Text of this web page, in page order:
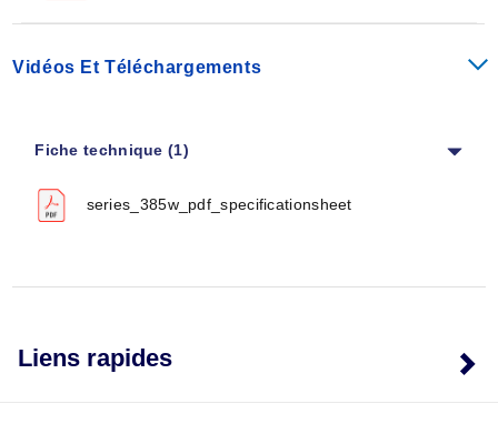
Vidéos Et Téléchargements
Fiche technique (1)
series_385w_pdf_specificationsheet
Liens rapides